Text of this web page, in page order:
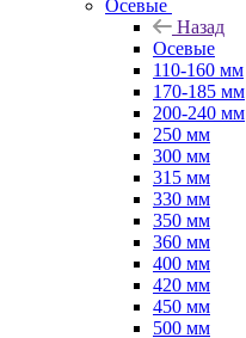
Осевые
Назад
Осевые
110-160 мм
170-185 мм
200-240 мм
250 мм
300 мм
315 мм
330 мм
350 мм
360 мм
400 мм
420 мм
450 мм
500 мм